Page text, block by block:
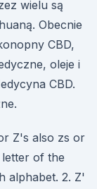
wielu są
Obecnie
CBD,
oleje i
CBD.
Z's also zs or
letter of the
alphabet. 2. Z'